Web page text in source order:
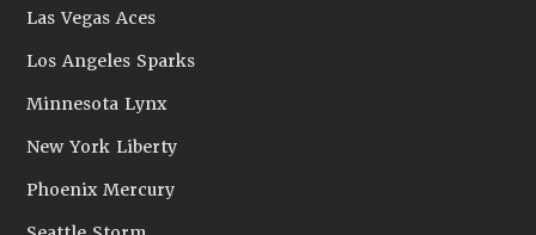
Las Vegas Aces
Los Angeles Sparks
Minnesota Lynx
New York Liberty
Phoenix Mercury